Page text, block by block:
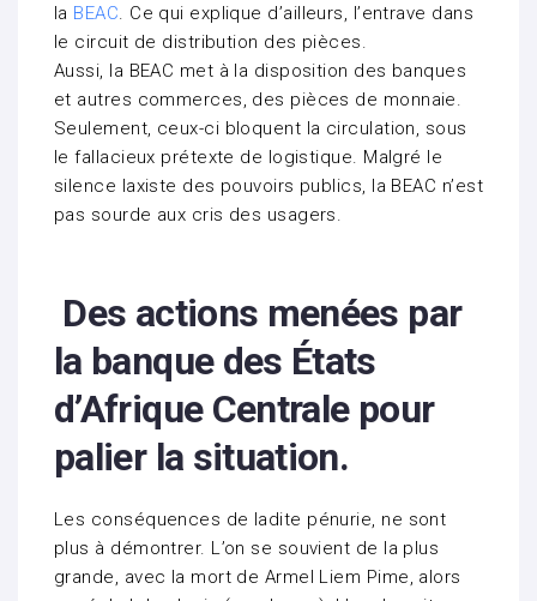
la BEAC. Ce qui explique d’ailleurs, l’entrave dans
le circuit de distribution des pièces.
Aussi, la BEAC met à la disposition des banques
et autres commerces, des pièces de monnaie.
Seulement, ceux-ci bloquent la circulation, sous
le fallacieux prétexte de logistique. Malgré le
silence laxiste des pouvoirs publics, la BEAC n’est
pas sourde aux cris des usagers.
Des actions menées par
la banque des États
d’Afrique Centrale pour
palier la situation.
Les conséquences de ladite pénurie, ne sont
plus à démontrer. L’on se souvient de la plus
grande, avec la mort de Armel Liem Pime, alors